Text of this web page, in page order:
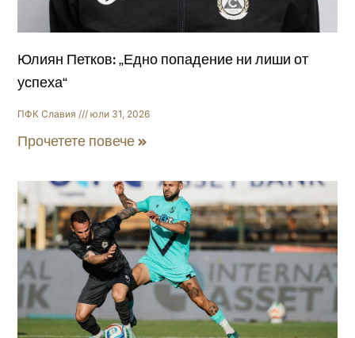
Юлиян Петков: „Едно попадение ни лиши от
успеха“
ПФК Славия юли 31, 2026
Прочетете повече »